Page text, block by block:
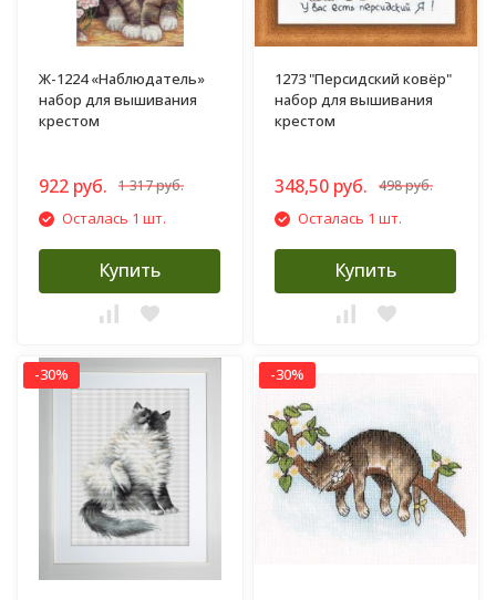
Ж-1224 «Наблюдатель»
набор для вышивания
крестом
922 руб. 1 317 руб.
Осталась 1 шт.
Купить
1273 "Персидский ковёр"
набор для вышивания
крестом
348,50 руб. 498 руб.
Осталась 1 шт.
Купить
-30% -30%